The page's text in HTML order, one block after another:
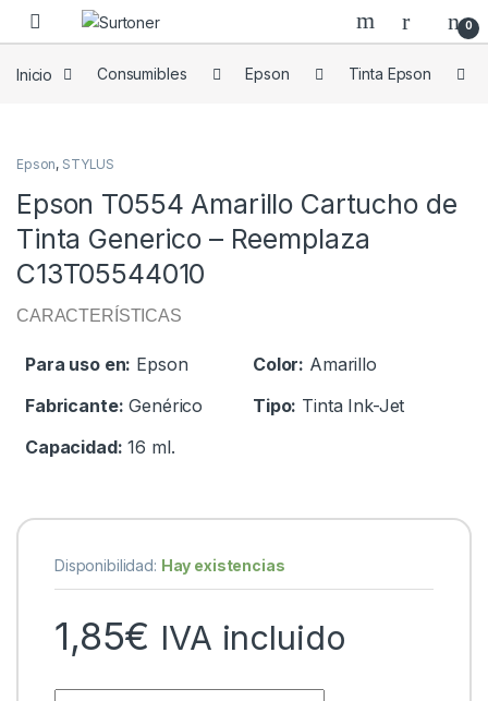
Skip to navigation
Skip to content
0
Inicio Consumibles Epson Tinta Epson
Epson, STYLUS
Epson T0554 Amarillo Cartucho de
Tinta Generico – Reemplaza
C13T05544010
CARACTERÍSTICAS
Para uso en: Epson Color: Amarillo
Fabricante: Genérico Tipo: Tinta Ink-Jet
Capacidad: 16 ml.
Disponibilidad: Hay existencias
1,85€ IVA incluido